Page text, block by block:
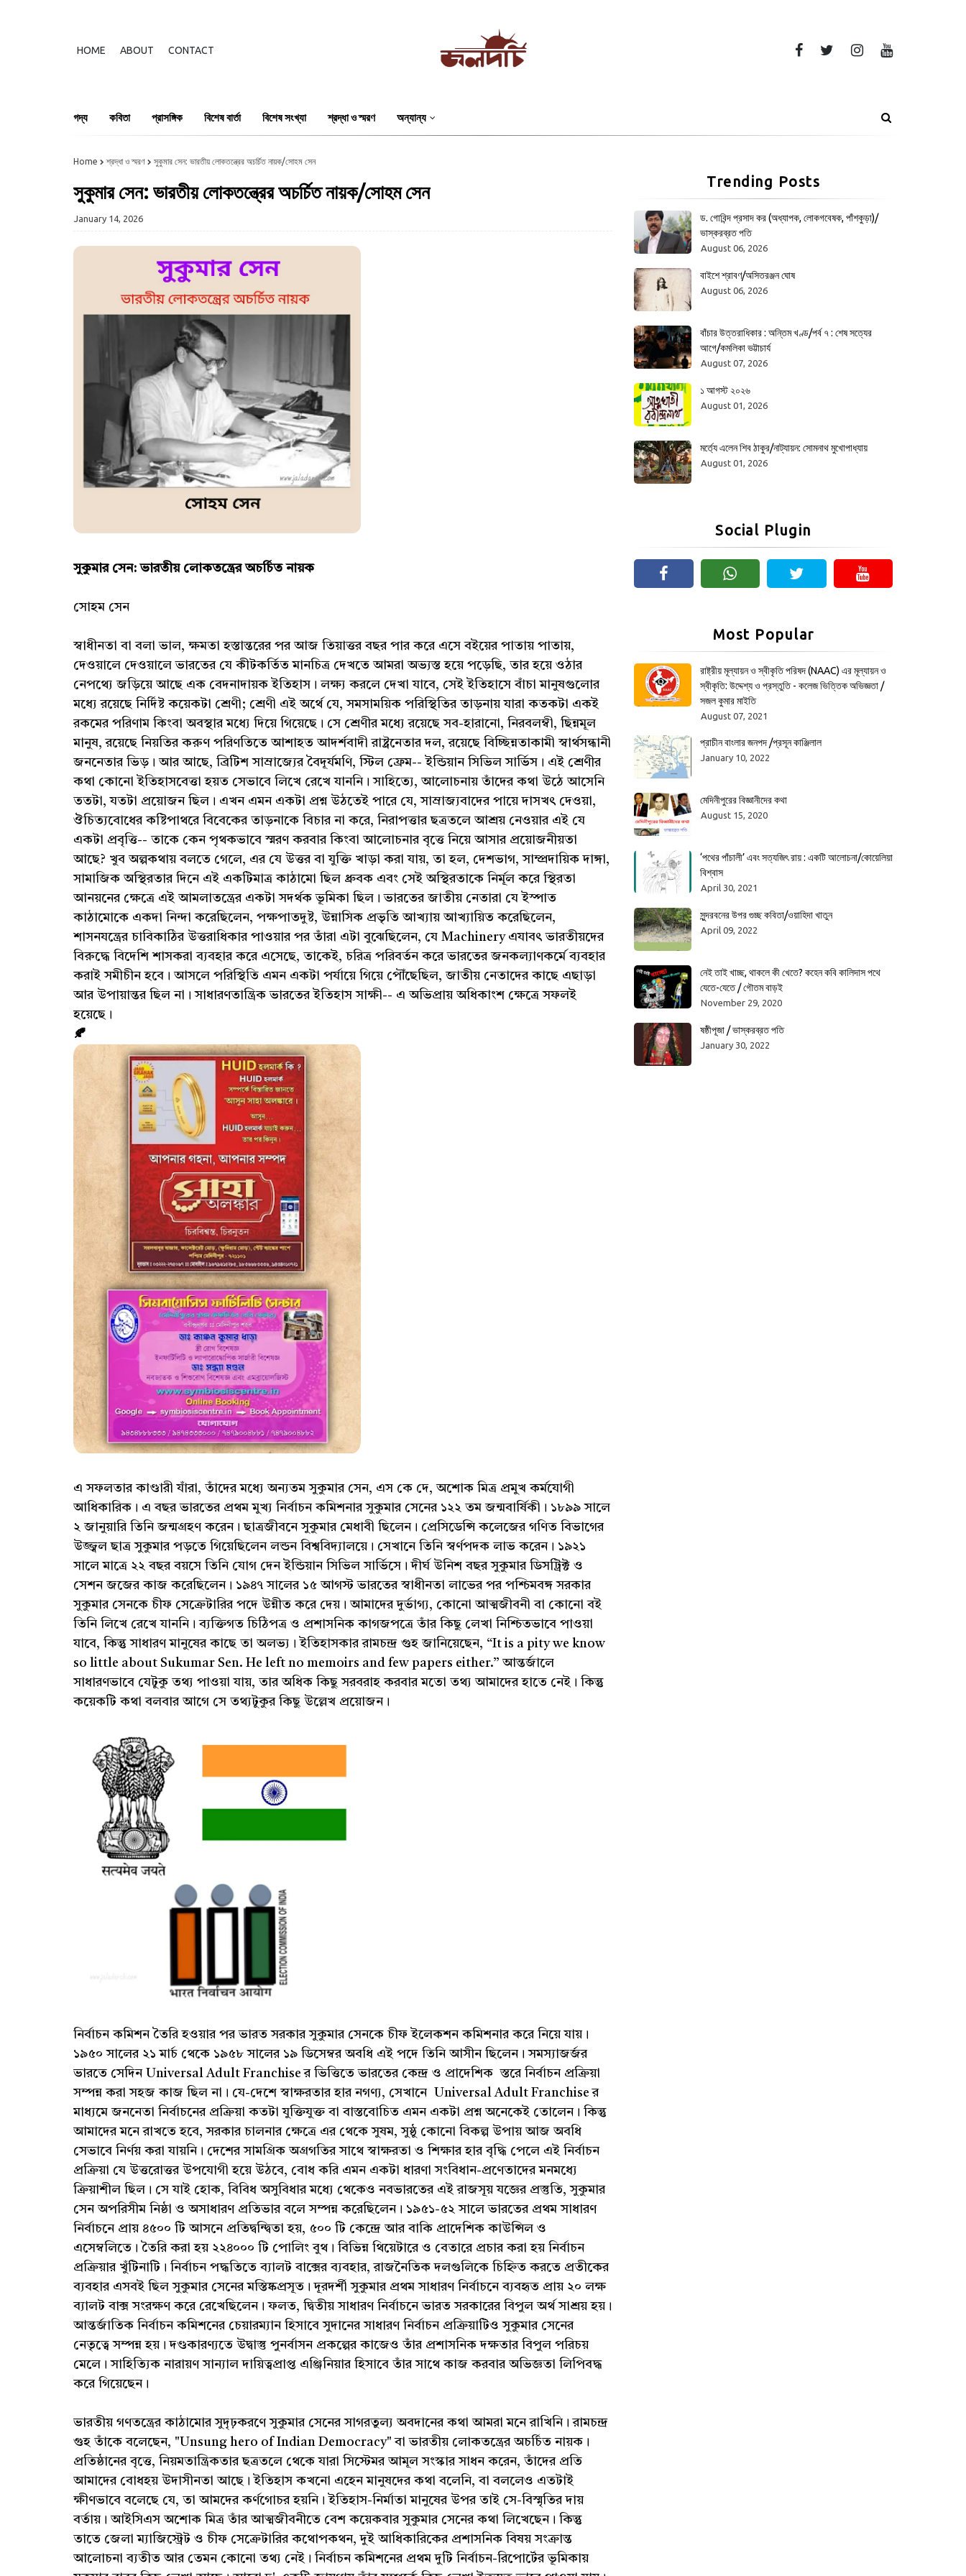
HOME ABOUT CONTACT
গদ্য কবিতা প্রাসঙ্গিক বিশেষ বার্তা বিশেষ সংখ্যা শ্রদ্ধা ও স্মরণ অন্যান্য
Home শ্রদ্ধা ও স্মরণ সুকুমার সেন: ভারতীয় লোকতন্ত্রের অচর্চিত নায়ক/সোহম সেন
সুকুমার সেন: ভারতীয় লোকতন্ত্রের অচর্চিত নায়ক/সোহম সেন
January 14, 2026
সুকুমার সেন: ভারতীয় লোকতন্ত্রের অচর্চিত নায়ক
সোহম সেন
স্বাধীনতা বা বলা ভাল, ক্ষমতা হস্তান্তরের পর আজ তিয়াত্তর বছর পার করে এসে বইয়ের পাতায় পাতায়,
দেওয়ালে দেওয়ালে ভারতের যে কীটকর্তিত মানচিত্র দেখতে আমরা অভ্যস্ত হয়ে পড়েছি, তার হয়ে ওঠার
নেপথ্যে জড়িয়ে আছে এক বেদনাদায়ক ইতিহাস। লক্ষ্য করলে দেখা যাবে, সেই ইতিহাসে বাঁচা মানুষগুলোর
মধ্যে রয়েছে নির্দিষ্ট কয়েকটা শ্রেণী; শ্রেণী এই অর্থে যে, সমসাময়িক পরিস্থিতির তাড়নায় যারা কতকটা একই
রকমের পরিণাম কিংবা অবস্থার মধ্যে দিয়ে গিয়েছে। সে শ্রেণীর মধ্যে রয়েছে সব-হারানো, নিরবলম্বী, ছিন্নমূল
মানুষ, রয়েছে নিয়তির করুণ পরিণতিতে আশাহত আদর্শবাদী রাষ্ট্রনেতার দল, রয়েছে বিচ্ছিন্নতাকামী স্বার্থসন্ধানী
জননেতার ভিড়। আর আছে, ব্রিটিশ সাম্রাজ্যের বৈদূর্যমণি, স্টিল ফ্রেম-- ইন্ডিয়ান সিভিল সার্ভিস। এই শ্রেণীর
কথা কোনো ইতিহাসবেত্তা হয়ত সেভাবে লিখে রেখে যাননি। সাহিত্যে, আলোচনায় তাঁদের কথা উঠে আসেনি
ততটা, যতটা প্রয়োজন ছিল। এখন এমন একটা প্রশ্ন উঠতেই পারে যে, সাম্রাজ্যবাদের পায়ে দাসখৎ দেওয়া,
ঔচিত্যবোধের কষ্টিপাথরে বিবেকের তাড়নাকে বিচার না করে, নিরাপত্তার ছত্রতলে আশ্রয় নেওয়ার এই যে
একটা প্রবৃত্তি-- তাকে কেন পৃথকভাবে স্মরণ করবার কিংবা আলোচনার বৃত্তে নিয়ে আসার প্রয়োজনীয়তা
আছে? খুব অল্পকথায় বলতে গেলে, এর যে উত্তর বা যুক্তি খাড়া করা যায়, তা হল, দেশভাগ, সাম্প্রদায়িক দাঙ্গা,
সামাজিক অস্থিরতার দিনে এই একটিমাত্র কাঠামো ছিল ধ্রুবক এবং সেই অস্থিরতাকে নির্মূল করে স্থিরতা
আনয়নের ক্ষেত্রে এই আমলাতন্ত্রের একটা সদর্থক ভূমিকা ছিল। ভারতের জাতীয় নেতারা যে ইস্পাত
কাঠামোকে একদা নিন্দা করেছিলেন, পক্ষপাতদুষ্ট, উন্নাসিক প্রভৃতি আখ্যায় আখ্যায়িত করেছিলেন,
শাসনযন্ত্রের চাবিকাঠির উত্তরাধিকার পাওয়ার পর তাঁরা এটা বুঝেছিলেন, যে Machinery এযাবৎ ভারতীয়দের
বিরুদ্ধে বিদেশি শাসকরা ব্যবহার করে এসেছে, তাকেই, চরিত্র পরিবর্তন করে ভারতের জনকল্যাণকর্মে ব্যবহার
করাই সমীচীন হবে। আসলে পরিস্থিতি এমন একটা পর্যায়ে গিয়ে পৌঁছেছিল, জাতীয় নেতাদের কাছে এছাড়া
আর উপায়ান্তর ছিল না। সাধারণতান্ত্রিক ভারতের ইতিহাস সাক্ষী-- এ অভিপ্রায় অধিকাংশ ক্ষেত্রে সফলই
হয়েছে।
🍂
এ সফলতার কাণ্ডারী যাঁরা, তাঁদের মধ্যে অন্যতম সুকুমার সেন, এস কে দে, অশোক মিত্র প্রমুখ কর্মযোগী
আধিকারিক। এ বছর ভারতের প্রথম মুখ্য নির্বাচন কমিশনার সুকুমার সেনের ১২২ তম জন্মবার্ষিকী। ১৮৯৯ সালে
২ জানুয়ারি তিনি জন্মগ্রহণ করেন। ছাত্রজীবনে সুকুমার মেধাবী ছিলেন। প্রেসিডেন্সি কলেজের গণিত বিভাগের
উজ্জ্বল ছাত্র সুকুমার পড়তে গিয়েছিলেন লন্ডন বিশ্ববিদ্যালয়ে। সেখানে তিনি স্বর্ণপদক লাভ করেন। ১৯২১
সালে মাত্রে ২২ বছর বয়সে তিনি যোগ দেন ইন্ডিয়ান সিভিল সার্ভিসে। দীর্ঘ উনিশ বছর সুকুমার ডিসট্রিক্ট ও
সেশন জজের কাজ করেছিলেন। ১৯৪৭ সালের ১৫ আগস্ট ভারতের স্বাধীনতা লাভের পর পশ্চিমবঙ্গ সরকার
সুকুমার সেনকে চীফ সেক্রেটারির পদে উন্নীত করে দেয়। আমাদের দুর্ভাগ্য, কোনো আত্মজীবনী বা কোনো বই
তিনি লিখে রেখে যাননি। ব্যক্তিগত চিঠিপত্র ও প্রশাসনিক কাগজপত্রে তাঁর কিছু লেখা নিশ্চিতভাবে পাওয়া
যাবে, কিন্তু সাধারণ মানুষের কাছে তা অলভ্য। ইতিহাসকার রামচন্দ্র গুহ জানিয়েছেন, “It is a pity we know
so little about Sukumar Sen. He left no memoirs and few papers either.” আন্তর্জালে
সাধারণভাবে যেটুকু তথ্য পাওয়া যায়, তার অধিক কিছু সরবরাহ করবার মতো তথ্য আমাদের হাতে নেই। কিন্তু
কয়েকটি কথা বলবার আগে সে তথ্যটুকুর কিছু উল্লেখ প্রয়োজন।
নির্বাচন কমিশন তৈরি হওয়ার পর ভারত সরকার সুকুমার সেনকে চীফ ইলেকশন কমিশনার করে নিয়ে যায়।
১৯৫০ সালের ২১ মার্চ থেকে ১৯৫৮ সালের ১৯ ডিসেম্বর অবধি এই পদে তিনি আসীন ছিলেন। সমস্যাজর্জর
ভারতে সেদিন Universal Adult Franchise র ভিত্তিতে ভারতের কেন্দ্র ও প্রাদেশিক স্তরে নির্বাচন প্রক্রিয়া
সম্পন্ন করা সহজ কাজ ছিল না। যে-দেশে স্বাক্ষরতার হার নগণ্য, সেখানে Universal Adult Franchise র
মাধ্যমে জননেতা নির্বাচনের প্রক্রিয়া কতটা যুক্তিযুক্ত বা বাস্তবোচিত এমন একটা প্রশ্ন অনেকেই তোলেন। কিন্তু
আমাদের মনে রাখতে হবে, সরকার চালনার ক্ষেত্রে এর থেকে সুষম, সুষ্ঠু কোনো বিকল্প উপায় আজ অবধি
সেভাবে নির্ণয় করা যায়নি। দেশের সামগ্রিক অগ্রগতির সাথে স্বাক্ষরতা ও শিক্ষার হার বৃদ্ধি পেলে এই নির্বাচন
প্রক্রিয়া যে উত্তরোত্তর উপযোগী হয়ে উঠবে, বোধ করি এমন একটা ধারণা সংবিধান-প্রণেতাদের মনমধ্যে
ক্রিয়াশীল ছিল। সে যাই হোক, বিবিধ অসুবিধার মধ্যে থেকেও নবভারতের এই রাজসূয় যজ্ঞের প্রস্তুতি, সুকুমার
সেন অপরিসীম নিষ্ঠা ও অসাধারণ প্রতিভার বলে সম্পন্ন করেছিলেন। ১৯৫১-৫২ সালে ভারতের প্রথম সাধারণ
নির্বাচনে প্রায় ৪৫০০ টি আসনে প্রতিদ্বন্দ্বিতা হয়, ৫০০ টি কেন্দ্রে আর বাকি প্রাদেশিক কাউন্সিল ও
এসেম্বলিতে। তৈরি করা হয় ২২৪০০০ টি পোলিং বুথ। বিভিন্ন থিয়েটারে ও বেতারে প্রচার করা হয় নির্বাচন
প্রক্রিয়ার খুঁটিনাটি। নির্বাচন পদ্ধতিতে ব্যালট বাক্সের ব্যবহার, রাজনৈতিক দলগুলিকে চিহ্নিত করতে প্রতীকের
ব্যবহার এসবই ছিল সুকুমার সেনের মস্তিষ্কপ্রসূত। দূরদর্শী সুকুমার প্রথম সাধারণ নির্বাচনে ব্যবহৃত প্রায় ২০ লক্ষ
ব্যালট বাক্স সংরক্ষণ করে রেখেছিলেন। ফলত, দ্বিতীয় সাধারণ নির্বাচনে ভারত সরকারের বিপুল অর্থ সাশ্রয় হয়।
আন্তর্জাতিক নির্বাচন কমিশনের চেয়ারম্যান হিসাবে সুদানের সাধারণ নির্বাচন প্রক্রিয়াটিও সুকুমার সেনের
নেতৃত্বে সম্পন্ন হয়। দণ্ডকারণ্যতে উদ্বাস্তু পুনর্বাসন প্রকল্পের কাজেও তাঁর প্রশাসনিক দক্ষতার বিপুল পরিচয়
মেলে। সাহিত্যিক নারায়ণ সান্যাল দায়িত্বপ্রাপ্ত এঞ্জিনিয়ার হিসাবে তাঁর সাথে কাজ করবার অভিজ্ঞতা লিপিবদ্ধ
করে গিয়েছেন।
ভারতীয় গণতন্ত্রের কাঠামোর সুদৃঢ়করণে সুকুমার সেনের সাগরতুল্য অবদানের কথা আমরা মনে রাখিনি। রামচন্দ্র
গুহ তাঁকে বলেছেন, "Unsung hero of Indian Democracy" বা ভারতীয় লোকতন্ত্রের অচর্চিত নায়ক।
প্রতিষ্ঠানের বৃত্তে, নিয়মতান্ত্রিকতার ছত্রতলে থেকে যারা সিস্টেমর আমূল সংস্কার সাধন করেন, তাঁদের প্রতি
আমাদের বোধহয় উদাসীনতা আছে। ইতিহাস কখনো এহেন মানুষদের কথা বলেনি, বা বললেও এতটাই
ক্ষীণভাবে বলেছে যে, তা আমদের কর্ণগোচর হয়নি। ইতিহাস-নির্মাতা মানুষের উপর তাই সে-বিস্মৃতির দায়
বর্তায়। আইসিএস অশোক মিত্র তাঁর আত্মজীবনীতে বেশ কয়েকবার সুকুমার সেনের কথা লিখেছেন। কিন্তু
তাতে জেলা ম্যাজিস্ট্রেট ও চীফ সেক্রেটারির কথোপকথন, দুই আধিকারিকের প্রশাসনিক বিষয় সংক্রান্ত
আলোচনা ব্যতীত আর তেমন কোনো তথ্য নেই। নির্বাচন কমিশনের প্রথম দুটি নির্বাচন-রিপোর্টের ভূমিকায়
Trending Posts
ড. গোবিন্দ প্রসাদ কর (অধ্যাপক, লোকগবেষক, পাঁশকুড়া)/
ভাস্করব্রত পতি
August 06, 2026
বাইশে শ্রাবণ/অসিতরঞ্জন ঘোষ
August 06, 2026
বাঁচার উত্তরাধিকার : অন্তিম খণ্ড/পর্ব ৭ : শেষ সত্যের
আগে/কমলিকা ভট্টাচার্য
August 07, 2026
১ আগস্ট ২০২৬
August 01, 2026
মর্ত্যে এলেন শিব ঠাকুর/নাট্যায়ন: সোমনাথ মুখোপাধ্যায়
August 01, 2026
Social Plugin
Most Popular
রাষ্ট্রীয় মূল্যায়ন ও স্বীকৃতি পরিষদ (NAAC) এর মূল্যায়ন ও
স্বীকৃতি: উদ্দেশ্য ও প্রস্তুতি - কলেজ ভিত্তিক অভিজ্ঞতা /
সজল কুমার মাইতি
August 07, 2021
প্রাচীন বাংলার জনপদ /প্রসূন কাঞ্জিলাল
January 10, 2022
মেদিনীপুরের বিজ্ঞানীদের কথা
August 15, 2020
‘পথের পাঁচালী’ এবং সত্যজিৎ রায় : একটি আলোচনা/কোয়েলিয়া
বিশ্বাস
April 30, 2021
সুন্দরবনের উপর গুচ্ছ কবিতা/ওয়াহিদা খাতুন
April 09, 2022
নেই তাই খাচ্ছ, থাকলে কী খেতে? কহেন কবি কালিদাস পথে
যেতে-যেতে / গৌতম বাড়ই
November 29, 2020
ষষ্ঠীপূজা / ভাস্করব্রত পতি
January 30, 2022